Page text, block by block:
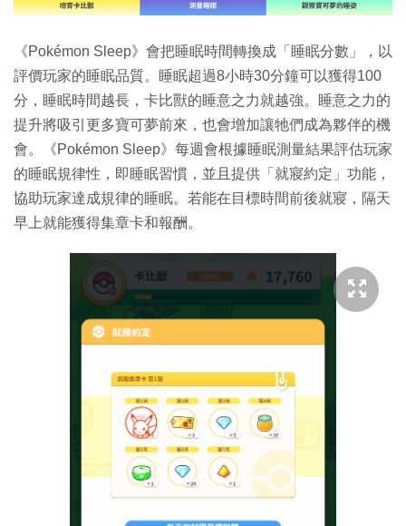
《Pokémon Sleep》會把睡眠時間轉換成「睡眠分數」，以
評價玩家的睡眠品質。睡眠超過8小時30分鐘可以獲得100
分，睡眠時間越長，卡比獸的睡意之力就越強。睡意之力的
提升將吸引更多寶可夢前來，也會增加讓牠們成為夥伴的機
會。《Pokémon Sleep》每週會根據睡眠測量結果評估玩家
的睡眠規律性，即睡眠習慣，並且提供「就寢約定」功能，
協助玩家達成規律的睡眠。若能在目標時間前後就寢，隔天
早上就能獲得集章卡和報酬。